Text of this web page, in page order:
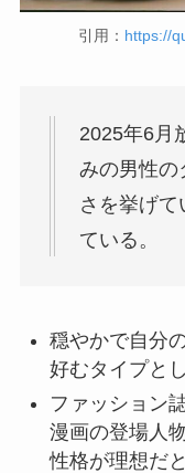
引用： https://
2025年6月
みの男性の
さを挙げて
ている。
穏やかで自分
好むタイプと
ファッション
漫画の登場人
性格が理想だ